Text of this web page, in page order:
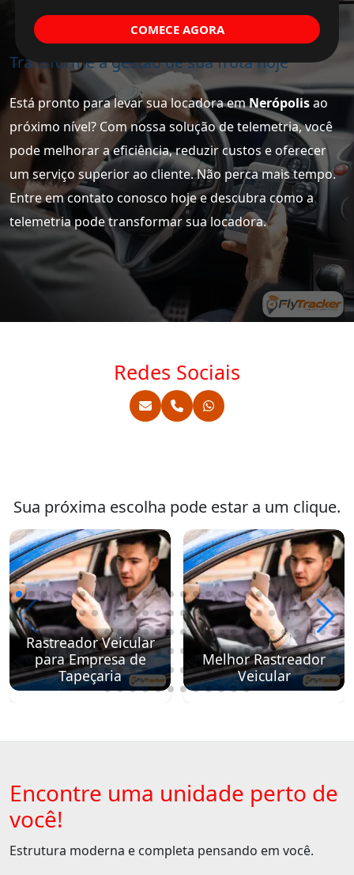
Transforme a gestão de sua frota hoje
Está pronto para levar sua locadora emNerópolisao
próximo nível? Com nossa solução de telemetria, você
pode melhorar a eficiência, reduzir custos e oferecer
um serviço superior ao cliente. Não perca mais tempo.
Entre em contato conosco hoje e descubra como a
telemetria pode transformar sua locadora.
COMECE AGORA
Redes Sociais
Sua próxima escolha pode estar a um clique.
Rastreador Veicular
para Empresa de
Tapeçaria
Melhor Rastreador
Veicular
Encontre uma unidade perto de
você!
Estrutura moderna e completa pensando em você.